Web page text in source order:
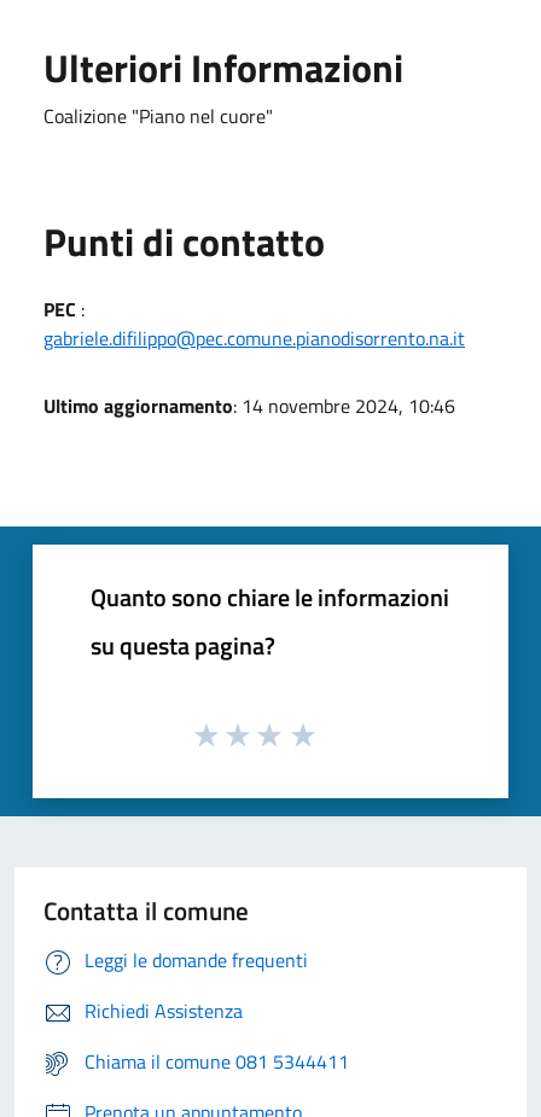
Ulteriori Informazioni
Coalizione "Piano nel cuore"
Punti di contatto
PEC :
gabriele.difilippo@pec.comune.pianodisorrento.na.it
Ultimo aggiornamento: 14 novembre 2024, 10:46
Quanto sono chiare le informazioni
su questa pagina?
Contatta il comune
Leggi le domande frequenti
Richiedi Assistenza
Chiama il comune 081 5344411